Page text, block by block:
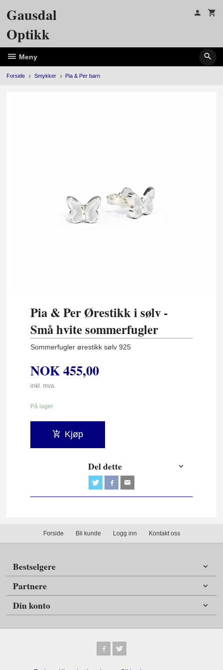
Gausdal
Optikk
Meny
Forside Smykker Pia & Per barn
Pia & Per Ørestikk i sølv -
Små hvite sommerfugler
Sommerfugler ørestikk sølv 925
NOK455,00
inkl. mva.
På lager
Kjøp
Del dette
Forside Bli kunde Logg inn Kontakt oss
Bestselgere
Partnere
Din konto